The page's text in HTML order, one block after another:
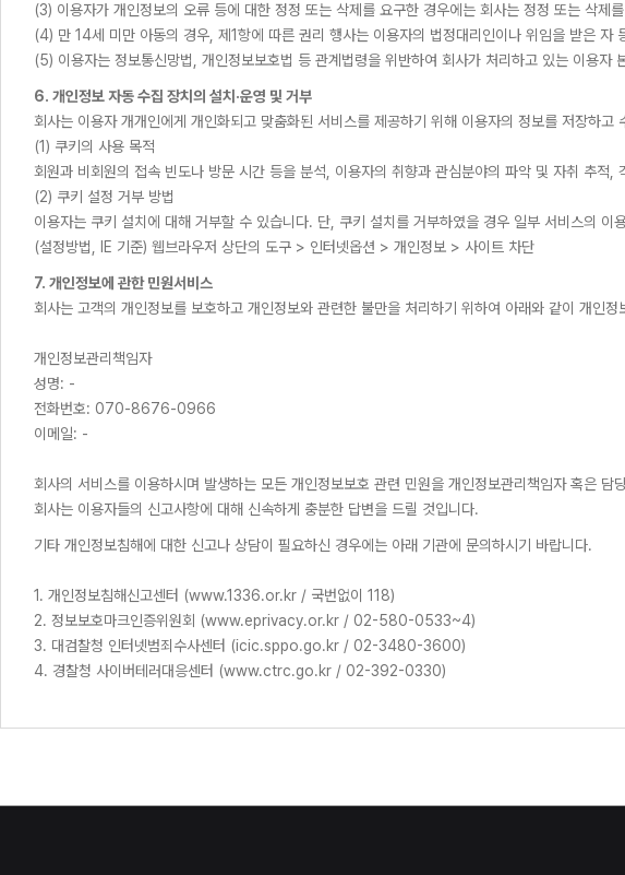
(3) 이용자가 개인정보의 오류 등에 대한 정정 또는 삭제를 요구한 경우에는 회사는 정정 또는 삭제
(4) 만 14세 미만 아동의 경우, 제1항에 따른 권리 행사는 이용자의 법정대리인이나 위임을 받은
(5) 이용자는 정보통신망법, 개인정보보호법 등 관계법령을 위반하여 회사가 처리하고 있는 이용자
6. 개인정보 자동 수집 장치의 설치·운영 및 거부
회사는 이용자 개개인에게 개인화되고 맞춤화된 서비스를 제공하기 위해 이용자의 정보를 저장하
(1) 쿠키의 사용 목적
회원과 비회원의 접속 빈도나 방문 시간 등을 분석, 이용자의 취향과 관심분야의 파악 및 자취 추
(2) 쿠키 설정 거부 방법
이용자는 쿠키 설치에 대해 거부할 수 있습니다. 단, 쿠키 설치를 거부하였을 경우 일부 서비스의 이
(설정방법, IE 기준) 웹브라우저 상단의 도구 > 인터넷옵션 > 개인정보 > 사이트 차단
7. 개인정보에 관한 민원서비스
회사는 고객의 개인정보를 보호하고 개인정보와 관련한 불만을 처리하기 위하여 아래와 같이 개인정
개인정보관리책임자
성명: -
전화번호: 070-8676-0966
이메일: -
회사의 서비스를 이용하시며 발생하는 모든 개인정보보호 관련 민원을 개인정보관리책임자 혹은 담
회사는 이용자들의 신고사항에 대해 신속하게 충분한 답변을 드릴 것입니다.
기타 개인정보침해에 대한 신고나 상담이 필요하신 경우에는 아래 기관에 문의하시기 바랍니다.
1. 개인정보침해신고센터 (www.1336.or.kr / 국번없이 118)
2. 정보보호마크인증위원회 (www.eprivacy.or.kr / 02-580-0533~4)
3. 대검찰청 인터넷범죄수사센터 (icic.sppo.go.kr / 02-3480-3600)
4. 경찰청 사이버테러대응센터 (www.ctrc.go.kr / 02-392-0330)